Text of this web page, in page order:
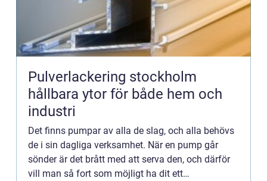
Pulverlackering stockholm
hållbara ytor för både hem och
industri
Det finns pumpar av alla de slag, och alla behövs
de i sin dagliga verksamhet. När en pump går
sönder är det brått med att serva den, och därför
vill man så fort som möjligt ha dit ett